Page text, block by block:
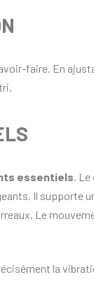
faire. En
essentiels. Le
Il supporte
Le
la